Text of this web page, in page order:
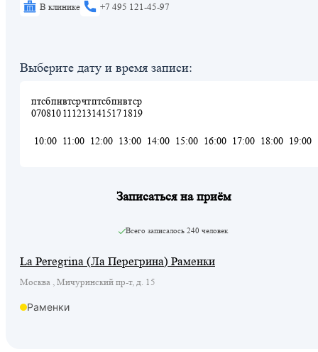
В клинике +7 495 121-45-97
Выберите дату и время записи:
пт
07
сб
08
пн
10
вт
11
ср
12
чт
13
пт
14
сб
15
пн
17
вт
18
ср
19
10:00 11:00 12:00 13:00 14:00 15:00 16:00 17:00 18:00 19:00
Записаться на приём
Всего записалось 240 человек
La Peregrina (Ла Перегрина) Раменки
Москва , Мичуринский пр-т, д. 15
Раменки